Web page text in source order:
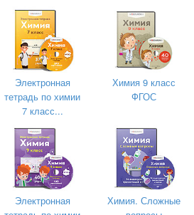
Теоретическая база опыта.
Кейс-метод широко используется в
применён в учебном процессе
университета. Первые подборки
отчётах Гарвардского университета.
Название метода происходит от
понятия «кейс»- чемоданчик для
Суть его в том, что обучающимся
для ситуации, имеющей
описание которой отражает
Отличительной особенностью
проблемной ситуации на основе
Электронная
тетрадь по химии
7 класс...
Химия 9 класс
ФГОС
Электронная
Химия. Сложные